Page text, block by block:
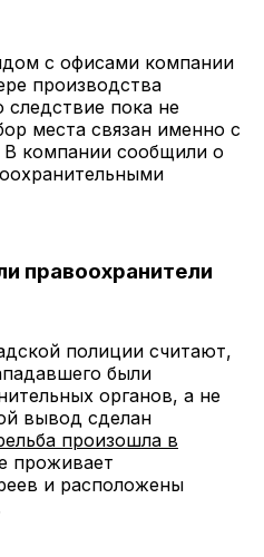
с офисами компании
производства
следствие пока не
места связан именно с
В компании сообщили о
правоохранители
полиции считают,
были
органов, а не
вывод сделан
произошла в
проживает
и расположены